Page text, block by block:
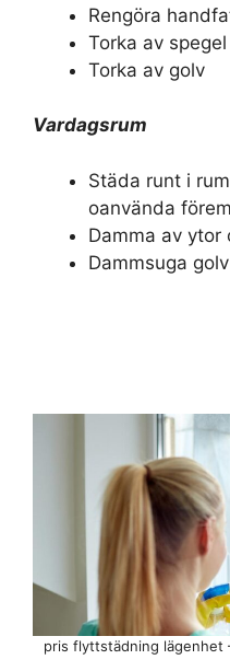
Rengöra
Torka av spegel
Torka av golv
Vardagsrum
Städa runt i
oanvända
Damma av ytor
Dammsuga golv
pris flyttstädning lägenhet